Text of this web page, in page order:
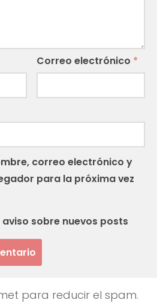
Correo electrónico *
correo electrónico y
para la próxima vez
sobre nuevos posts
para reducir el spam.